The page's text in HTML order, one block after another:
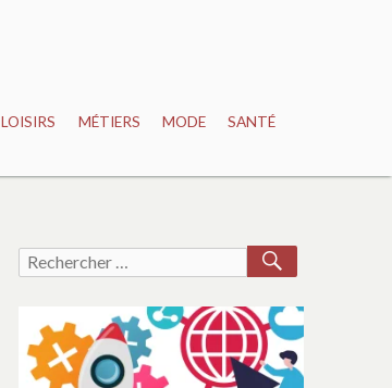
LOISIRS MÉTIERS MODE SANTÉ
Recherche